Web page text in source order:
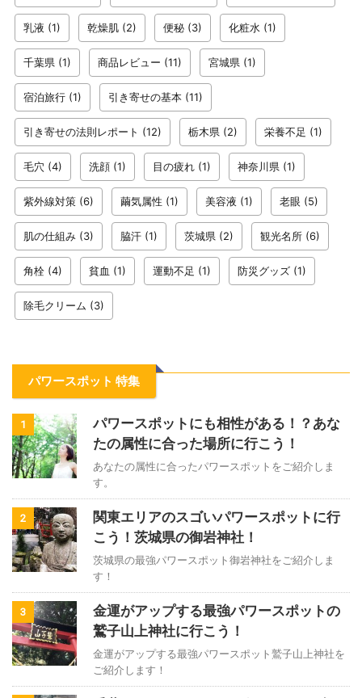
乳液 (1) 乾燥肌 (2) 便秘 (3) 化粧水 (1)
千葉県 (1) 商品レビュー (11) 宮城県 (1)
宿泊旅行 (1) 引き寄せの基本 (11)
引き寄せの法則レポート (12) 栃木県 (2) 栄養不足 (1)
毛穴 (4) 洗顔 (1) 目の疲れ (1) 神奈川県 (1)
紫外線対策 (6) 繭気属性 (1) 美容液 (1) 老眼 (5)
肌の仕組み (3) 脇汗 (1) 茨城県 (2) 観光名所 (6)
角栓 (4) 貧血 (1) 運動不足 (1) 防災グッズ (1)
除毛クリーム (3)
パワースポット 特集
1
パワースポットにも相性がある！？あな
たの属性に合った場所に行こう！
あなたの属性に合ったパワースポットをご紹介しま
す。
2
関東エリアのスゴいパワースポットに行
こう！茨城県の御岩神社！
茨城県の最強パワースポット御岩神社をご紹介しま
す！
3
金運がアップする最強パワースポットの
鷲子山上神社に行こう！
金運がアップする最強パワースポット鷲子山上神社を
ご紹介します！